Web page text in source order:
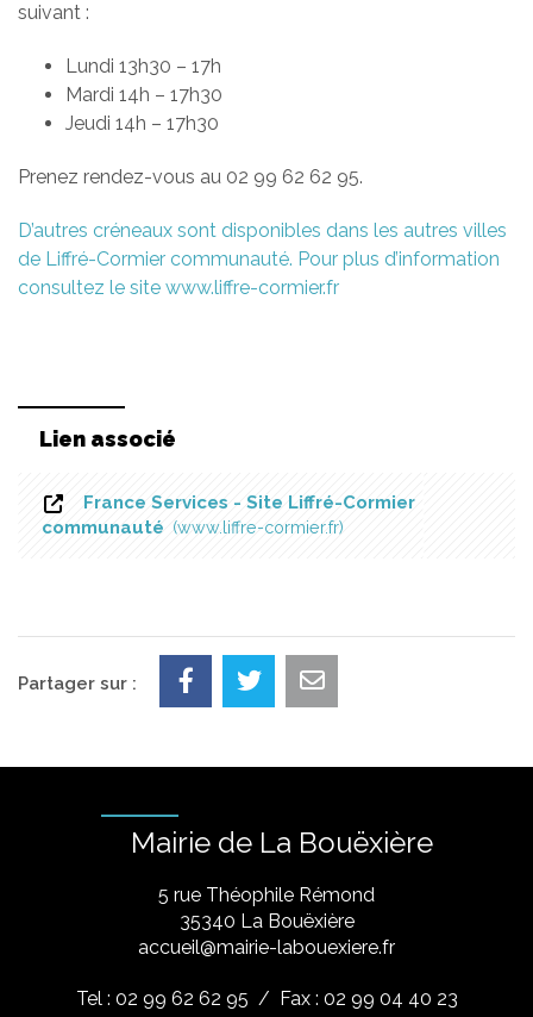
suivant :
Lundi 13h30 – 17h
Mardi 14h – 17h30
Jeudi 14h – 17h30
Prenez rendez-vous au 02 99 62 62 95.
D’autres créneaux sont disponibles dans les autres villes
de Liffré-Cormier communauté. Pour plus d’information
consultez le site www.liffre-cormier.fr
Lien associé
France Services - Site Liffré-Cormier
communauté
www.liffre-cormier.fr
Partager sur :
Mairie de La Bouëxière
5 rue Théophile Rémond
​35340 La Bouëxière
accueil@mairie-labouexiere.fr
Tel : 02 99 62 62 95 / Fax : 02 99 04 40 23